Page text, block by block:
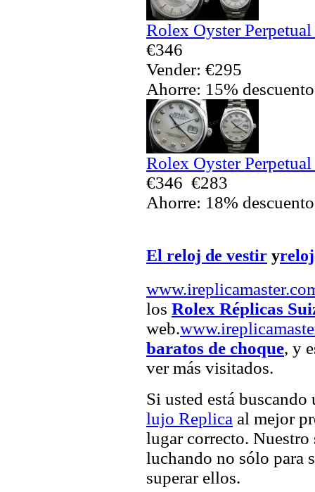
Rolex Oyster
€346
Vender: €295
Ahorre: 15% descuento
Rolex Oyster
€346 €283
Ahorre: 18% descuento
El reloj de vestir y
los Rolex Réplicas
web.
baratos de choque, y
ver más visitados.
Si usted está
lujo Replica al mejor
lugar correcto. Nuestro
luchando no sólo para
superar ellos.